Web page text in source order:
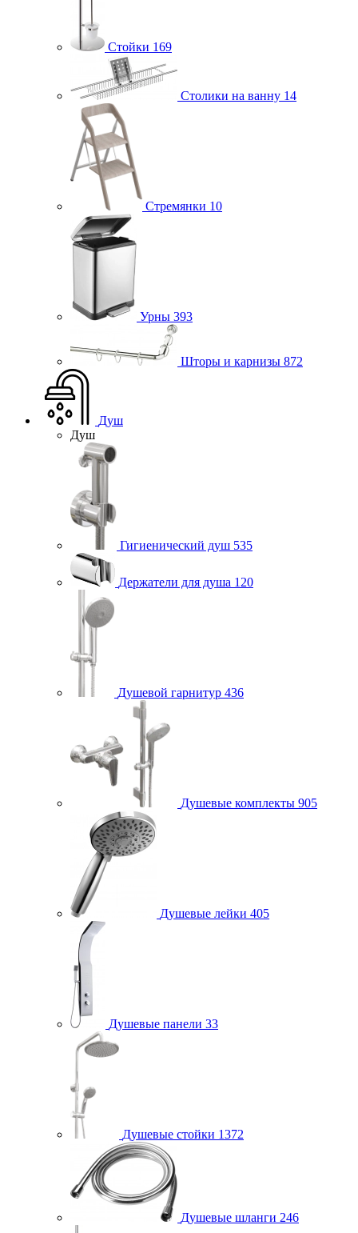
Стойки 169
Столики на ванну 14
Стремянки 10
Урны 393
Шторы и карнизы 872
Душ
Душ
Гигиенический душ 535
Держатели для душа 120
Душевой гарнитур 436
Душевые комплекты 905
Душевые лейки 405
Душевые панели 33
Душевые стойки 1372
Душевые шланги 246